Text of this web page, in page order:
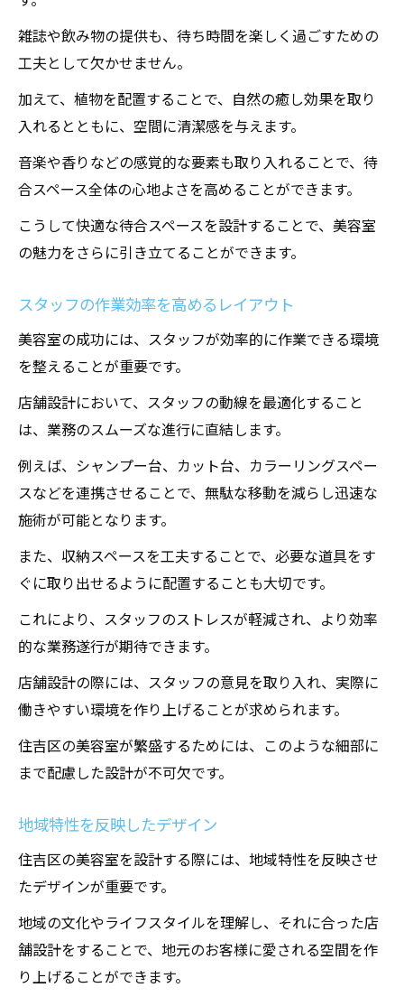
雑誌や飲み物の提供も、待ち時間を楽しく過ごすための
工夫として欠かせません。
加えて、植物を配置することで、自然の癒し効果を取り
入れるとともに、空間に清潔感を与えます。
音楽や香りなどの感覚的な要素も取り入れることで、待
合スペース全体の心地よさを高めることができます。
こうして快適な待合スペースを設計することで、美容室
の魅力をさらに引き立てることができます。
スタッフの作業効率を高めるレイアウト
美容室の成功には、スタッフが効率的に作業できる環境
を整えることが重要です。
店舗設計において、スタッフの動線を最適化すること
は、業務のスムーズな進行に直結します。
例えば、シャンプー台、カット台、カラーリングスペー
スなどを連携させることで、無駄な移動を減らし迅速な
施術が可能となります。
また、収納スペースを工夫することで、必要な道具をす
ぐに取り出せるように配置することも大切です。
これにより、スタッフのストレスが軽減され、より効率
的な業務遂行が期待できます。
店舗設計の際には、スタッフの意見を取り入れ、実際に
働きやすい環境を作り上げることが求められます。
住吉区の美容室が繁盛するためには、このような細部に
まで配慮した設計が不可欠です。
地域特性を反映したデザイン
住吉区の美容室を設計する際には、地域特性を反映させ
たデザインが重要です。
地域の文化やライフスタイルを理解し、それに合った店
舗設計をすることで、地元のお客様に愛される空間を作
り上げることができます。